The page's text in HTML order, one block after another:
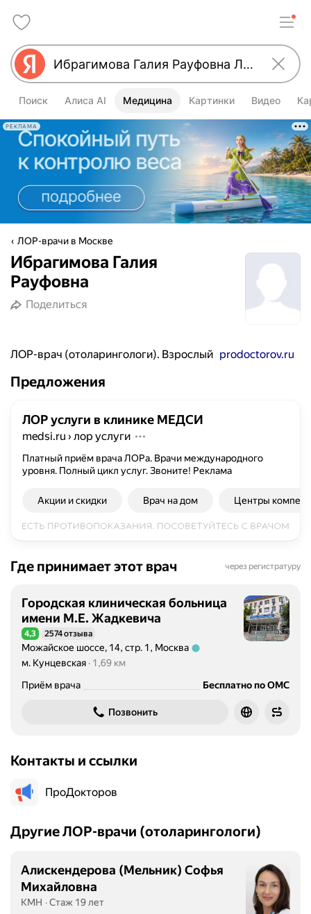
Поиск Алиса AI Медицина Картинки Видео
РЕКЛАМА
ЛОР-врачи в Москве
Ибрагимова Галия
Рауфовна
Поделиться
ЛОР-врач (отоларингологи). Взрослый prodoctorov.ru
Предложения
ЛОР услуги в клинике МЕДСИ
medsi.ru › лор услуги
Платный приём врача ЛОРа. Врачи международного
уровня. Полный цикл услуг. Звоните! Реклама
Акции и скидки Врач на дом Центры
Где принимает этот врач через регистратуру
Городская клиническая больница
имени М.Е. Жадкевича
Рейтинг 4,3 из 5
4,3 2574 отзыва
Можайское шоссе, 14, стр. 1, Москва
Метро м. Кунцевская Расстояние 1,69 км
м. Кунцевская
1,69 км
Приём врача
Бесплатно по ОМС
Позвонить
Контакты и ссылки
ПроДокторов
Другие ЛОР-врачи (отоларингологи)
Алискендерова (Мельник) Софья
Михайловна
КМН
Стаж 19 лет